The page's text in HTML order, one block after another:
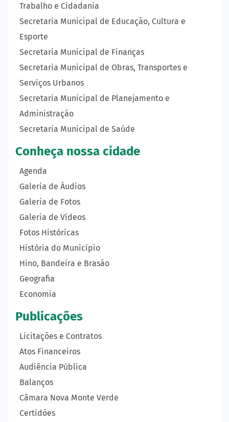
Trabalho e Cidadania
Secretaria Municipal de Educação, Cultura e
Esporte
Secretaria Municipal de Finanças
Secretaria Municipal de Obras, Transportes e
Serviços Urbanos
Secretaria Municipal de Planejamento e
Administração
Secretaria Municipal de Saúde
Conheça nossa cidade
Agenda
Galeria de Áudios
Galeria de Fotos
Galeria de Vídeos
Fotos Históricas
História do Município
Hino, Bandeira e Brasão
Geografia
Economia
Publicações
Licitações e Contratos
Atos Financeiros
Audiência Pública
Balanços
Câmara Nova Monte Verde
Certidões